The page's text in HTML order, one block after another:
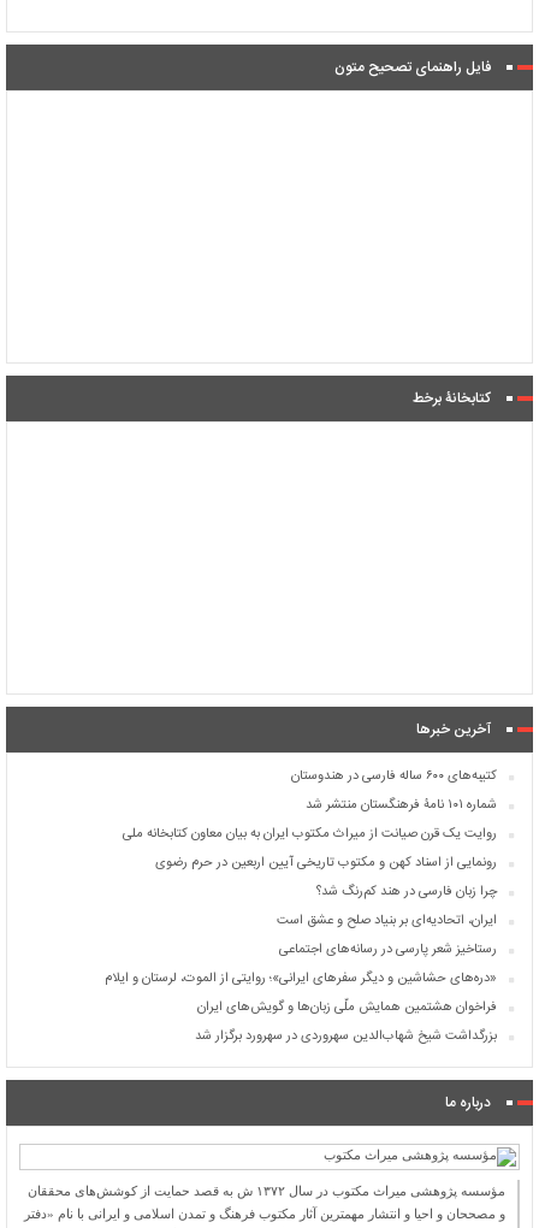
فایل راهنمای تصحیح متون
کتابخانۀ برخط
آخرین خبرها
کتیبه‌های ۶۰۰ ساله فارسی در هندوستان
شماره ۱۰۱ نامۀ فرهنگستان منتشر شد
روایت یک قرن صیانت از میراث مکتوب ایران به بیان معاون کتابخانه ملی
رونمایی از اسناد کهن و مکتوب تاریخی آیین اربعین در حرم رضوی
چرا زبان فارسی در هند کم‌رنگ شد؟
ایران، اتحادیه‌ای بر بنیاد صلح و عشق است
رستاخیز شعر پارسی در رسانه‌های اجتماعی
«دره‌های حشاشین و دیگر سفرهای ایرانی»؛ روایتی از الموت، لرستان و ایلام
فراخوان هشتمین همایش ملّی زبان‌ها و گویش‌های ایران
بزرگداشت شیخ شهاب‌الدین سهروردی در سهرورد برگزار شد
درباره ما
مؤسسه پژوهشی میراث مكتوب در سال ۱۳۷۲ ش به قصد حمایت از كوشش‌های محققان
و مصححان و احیا و انتشار مهمترین آثار مكتوب فرهنگ و تمدن اسلامی و ایرانی با نام «دفتر